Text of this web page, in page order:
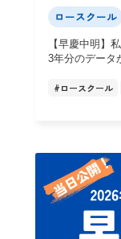
ロースクール
【早慶中明】
3年分のデータ
#ロースクール